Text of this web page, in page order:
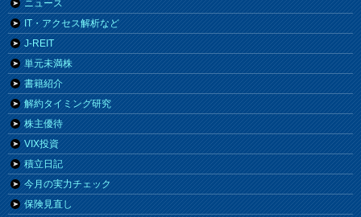
ニュース
IT・アクセス解析など
J-REIT
単元未満株
書籍紹介
解約タイミング研究
株主優待
VIX投資
積立日記
今月の実力チェック
保険見直し